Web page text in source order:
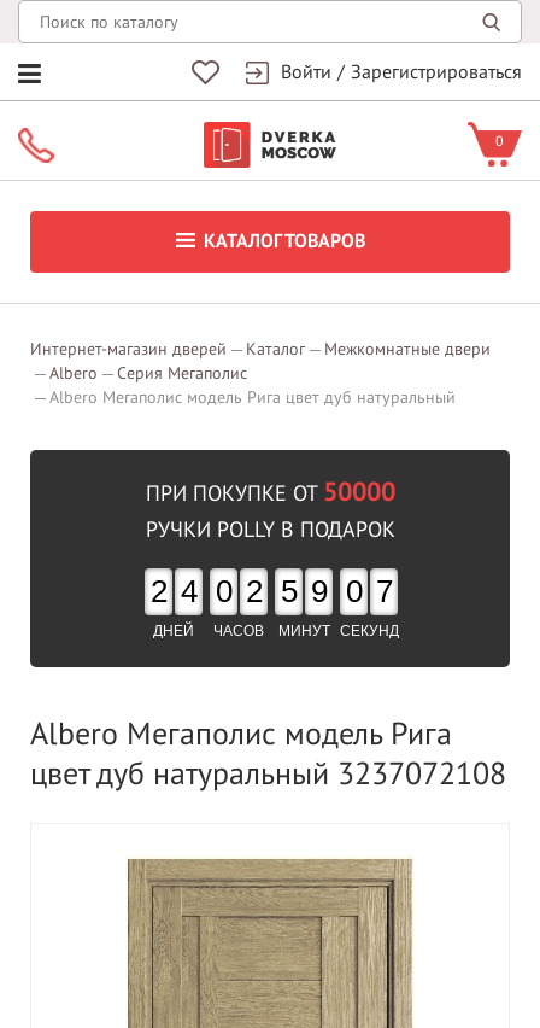
Войти / Зарегистрироваться
0
КАТАЛОГ ТОВАРОВ
Интернет-магазин дверей Каталог
Межкомнатные двери
Albero
Серия Мегаполис
Albero Мегаполис модель Рига цвет дуб натуральный
ПРИ ПОКУПКЕ ОТ 50000
РУЧКИ POLLY В ПОДАРОК
2 4
ДНЕЙ
0 2
ЧАСОВ
5 9
МИНУТ
0 6
СЕКУНД
Albero Мегаполис модель Рига
цвет дуб натуральный 3237072108